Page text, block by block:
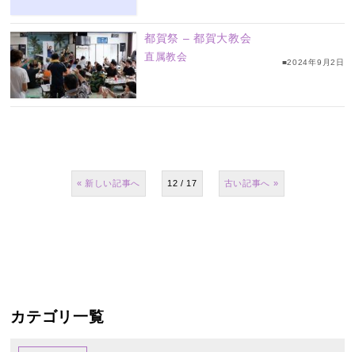
都賀祭 – 都賀大教会
直属教会
■2024年9月2日
12 / 17
« »
カテゴリ一覧